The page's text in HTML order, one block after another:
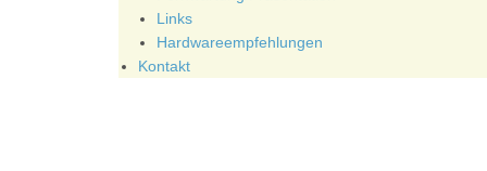
Links
Hardwareempfehlungen
Kontakt